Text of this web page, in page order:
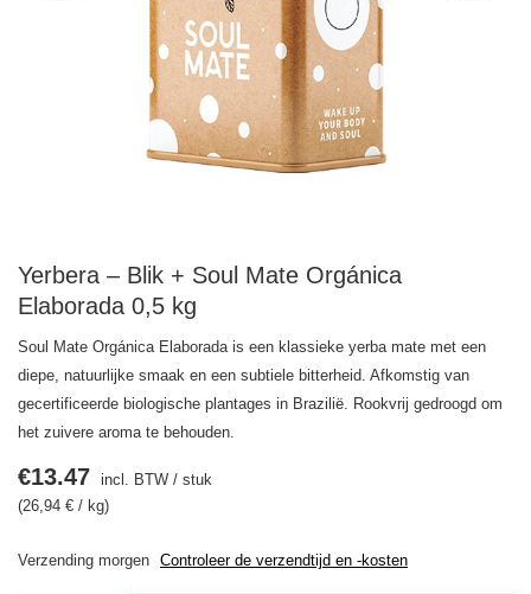
Yerbera – Blik + Soul Mate Orgánica
Elaborada 0,5 kg
Soul Mate Orgánica Elaborada is een klassieke yerba mate met een
diepe, natuurlijke smaak en een subtiele bitterheid. Afkomstig van
gecertificeerde biologische plantages in Brazilië. Rookvrij gedroogd om
het zuivere aroma te behouden.
Verzending morgen Controleer de verzendtijd en -kosten
€13.47 incl. BTW / stuk
(26,94 € / kg)